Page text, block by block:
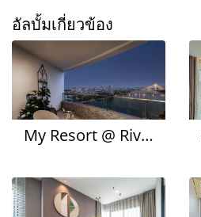
อัลบั้มเกี่ยวข้อง
My Resort @ River